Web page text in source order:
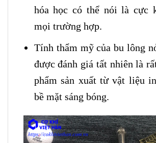
hóa học có thể nói là cực
mọi trường hợp.
Tính thẩm mỹ của bu lông
được đánh giá tất nhiên là
phẩm sản xuất từ vật liệu
bề mặt sáng bóng.